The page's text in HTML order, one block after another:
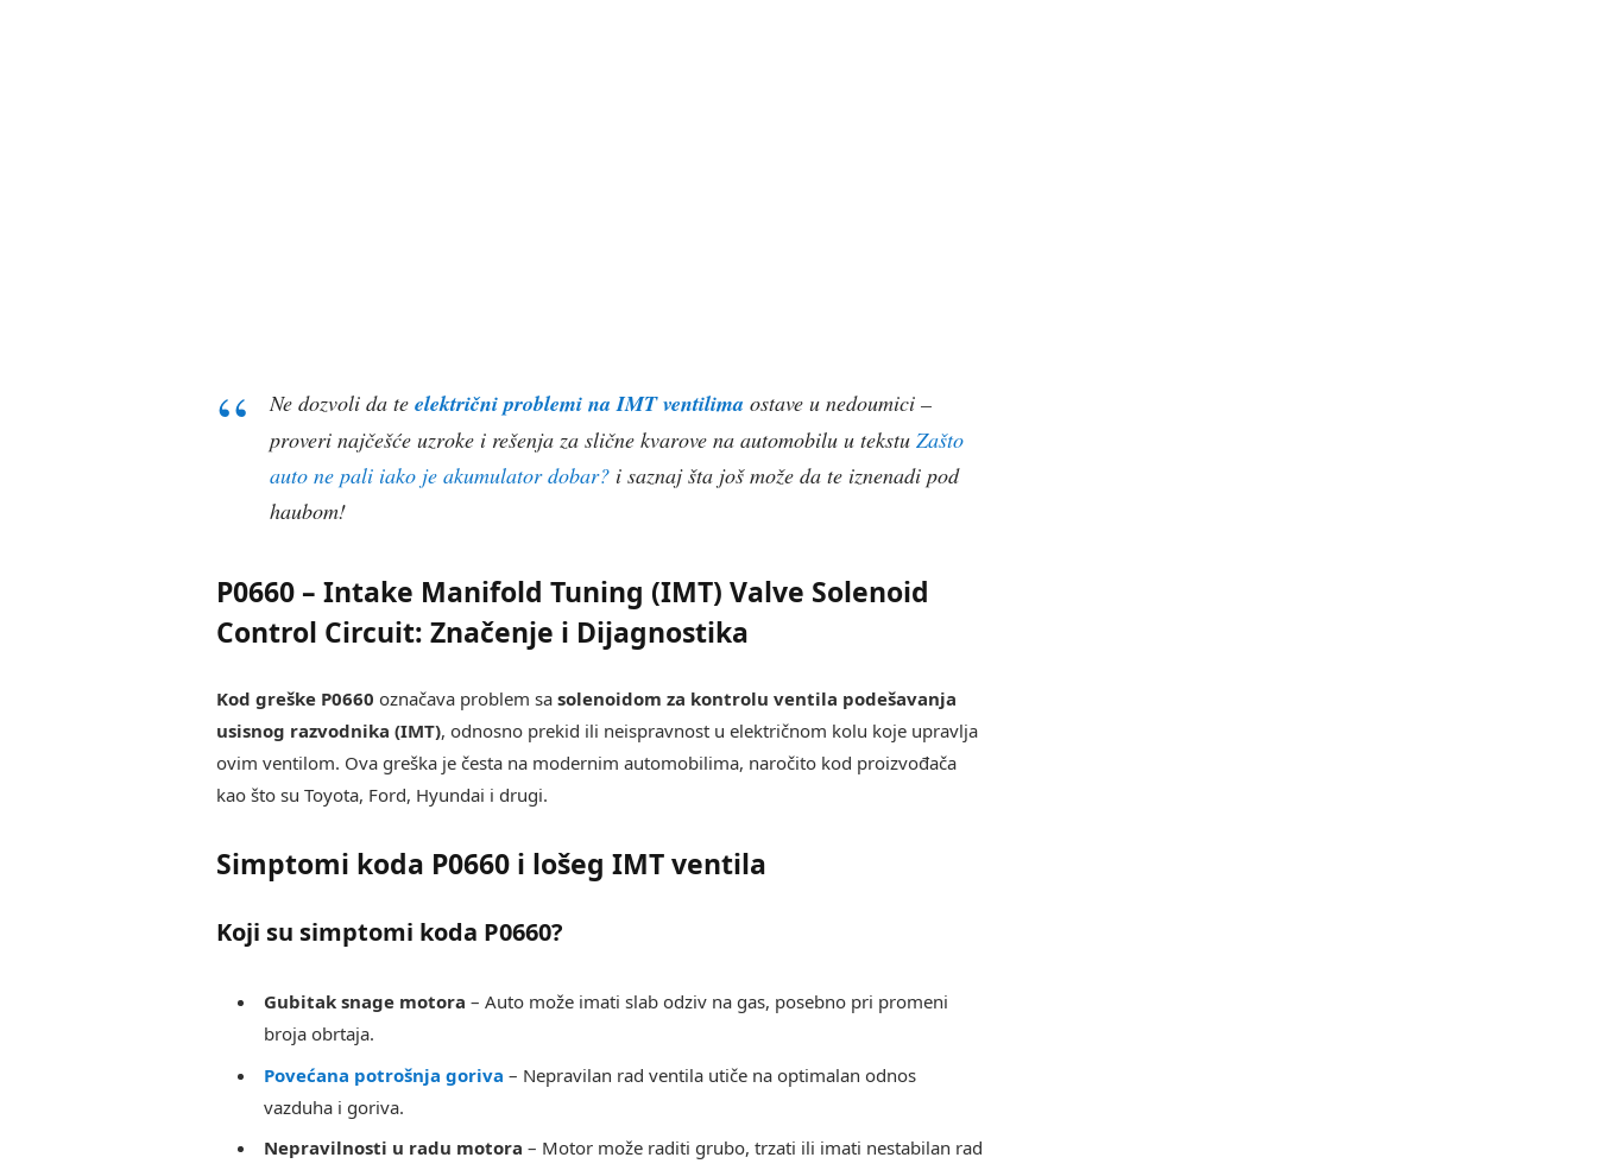
Ne dozvoli da te električni problemi na IMT ventilima ostave u nedoumici –
proveri najčešće uzroke i rešenja za slične kvarove na automobilu u tekstu Zašto
auto ne pali iako je akumulator dobar?i saznaj šta još može da te iznenadi pod
haubom!
P0660 – Intake Manifold Tuning (IMT) Valve Solenoid
Control Circuit: Značenje i Dijagnostika
Kod greške P0660 označava problem sa solenoidom za kontrolu ventila podešavanja
usisnog razvodnika (IMT), odnosno prekid ili neispravnost u električnom kolu koje upravlja
ovim ventilom. Ova greška je česta na modernim automobilima, naročito kod proizvođača
kao što su Toyota, Ford, Hyundai i drugi.
Simptomi koda P0660 i lošeg IMT ventila
Koji su simptomi koda P0660?
Gubitak snage motora – Auto može imati slab odziv na gas, posebno pri promeni
broja obrtaja.
Povećana potrošnja goriva – Nepravilan rad ventila utiče na optimalan odnos
vazduha i goriva.
Nepravilnosti u radu motora – Motor može raditi grubo, trzati ili imati nestabilan rad